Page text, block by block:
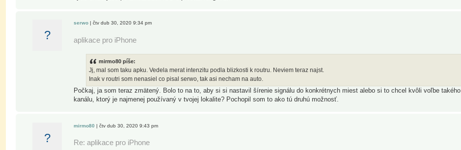
?
serwo | čtv dub 30, 2020 9:34 pm
aplikace pro iPhone
mirmo80 píše:
Jj, mal som taku apku. Vedela merat intenzitu podla blizkosti k routru. Neviem teraz najst.
Inak v routri som nenasiel co pisal serwo, tak asi necham na auto.
Počkaj, ja som teraz zmätený. Bolo to na to, aby si si nastavil šírenie signálu do konkrétnych miest alebo si to chcel kvôli voľbe takého
kanálu, ktorý je najmenej používaný v tvojej lokalite? Pochopil som to ako tú druhú možnosť.
?
mirmo80 | čtv dub 30, 2020 9:43 pm
Re: aplikace pro iPhone